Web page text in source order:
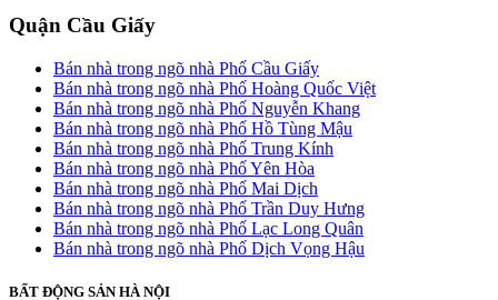
Quận Cầu Giấy
Bán nhà trong ngõ nhà Phố Cầu Giấy
Bán nhà trong ngõ nhà Phố Hoàng Quốc Việt
Bán nhà trong ngõ nhà Phố Nguyễn Khang
Bán nhà trong ngõ nhà Phố Hồ Tùng Mậu
Bán nhà trong ngõ nhà Phố Trung Kính
Bán nhà trong ngõ nhà Phố Yên Hòa
Bán nhà trong ngõ nhà Phố Mai Dịch
Bán nhà trong ngõ nhà Phố Trần Duy Hưng
Bán nhà trong ngõ nhà Phố Lạc Long Quân
Bán nhà trong ngõ nhà Phố Dịch Vọng Hậu
BẤT ĐỘNG SẢN HÀ NỘI